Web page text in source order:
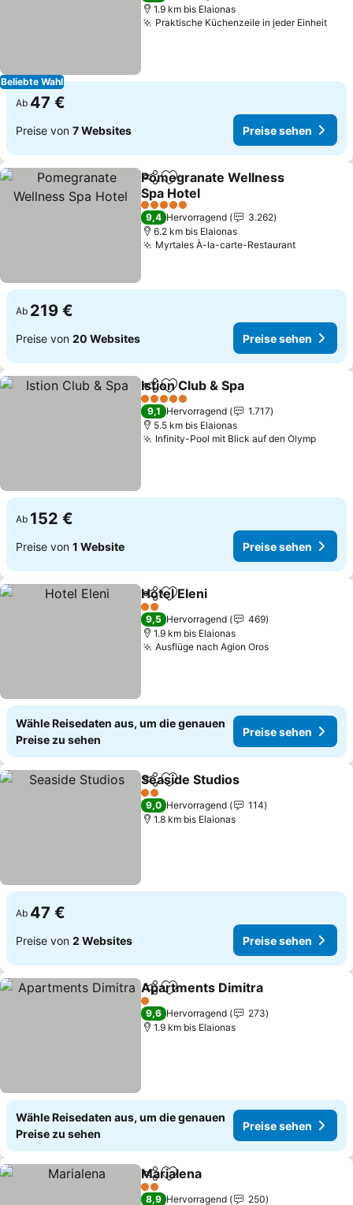
Beliebte Wahl
1.9 km bis Elaionas
Praktische Küchenzeile in jeder Einheit
Ab 47 €
Preise von 7 Websites Preise sehen
TeilenZu Favoriten hinzufügen
Pomegranate Wellness
Spa Hotel
Preise sehen
5 Sterne
9,4 Hervorragend
3.262
6.2 km bis Elaionas
Myrtales À-la-carte-RestaurantPreise
Ab 219 €
Preise von 20 Websites Preise sehen
TeilenZu Favoriten hinzufügen
Istion Club & Spa
5 Sterne
9,1 Hervorragend
1.717
5.5 km bis Elaionas
Infinity-Pool mit Blick auf den Olymp
Ab 152 €
Preise von 1 Website Preise sehen
TeilenZu Favoriten hinzufügen
Hotel Eleni
2 Sterne
9,5 Hervorragend
469
1.9 km bis Elaionas
Ausflüge nach Agion OrosPreise sehen
Wähle Reisedaten aus, um die genauen
Preise zu sehen
Preise sehen
TeilenZu Favoriten hinzufügen
Seaside Studios
2 Sterne
9,0 Hervorragend
114
1.8 km bis Elaionas
Ab 47 €
Preise von 2 Websites Preise sehen
TeilenZu Favoriten hinzufügen
Apartments Dimitra
1 Sterne
9,6 Hervorragend
273
1.9 km bis Elaionas
Wähle Reisedaten aus, um die genauen
Preise zu sehen
Preise sehen
TeilenZu Favoriten hinzufügen
Marialena
2 Sterne
8,9 Hervorragend
250